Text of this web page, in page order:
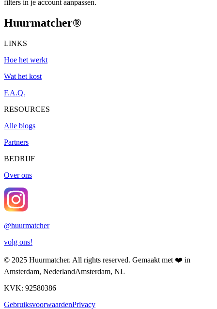
filters in je account aanpassen.
Huurmatcher®
LINKS
Hoe het werkt
Wat het kost
F.A.Q.
RESOURCES
Alle blogs
Partners
BEDRIJF
Over ons
@huurmatcher
volg ons!
© 2025 Huurmatcher. All rights reserved. Gemaakt met ❤️ in
Amsterdam, NederlandAmsterdam, NL
KVK: 92580386
GebruiksvoorwaardenPrivacy